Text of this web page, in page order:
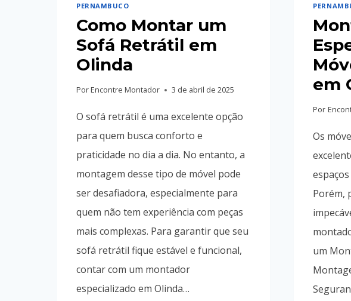
PERNAMBUCO
Como Montar um
Sofá Retrátil em
Olinda
PorEncontre Montador 3 de abril de 2025
O sofá retrátil é uma excelente opção
para quem busca conforto e
praticidade no dia a dia. No entanto, a
montagem desse tipo de móvel pode
ser desafiadora, especialmente para
quem não tem experiência com peças
mais complexas. Para garantir que seu
sofá retrátil fique estável e funcional,
contar com um montador
especializado em Olinda…
em
Por
Os
Porém,
um